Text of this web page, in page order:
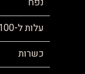
עלות ל-100 מ"ל
כשרות